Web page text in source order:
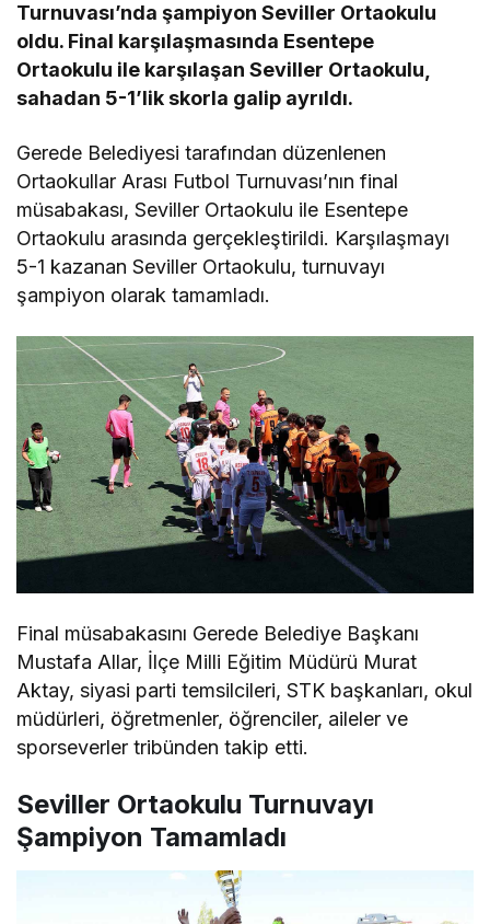
Turnuvası’nda şampiyon Seviller Ortaokulu
oldu. Final karşılaşmasında Esentepe
Ortaokulu ile karşılaşan Seviller Ortaokulu,
sahadan 5-1’lik skorla galip ayrıldı.
Gerede Belediyesi tarafından düzenlenen
Ortaokullar Arası Futbol Turnuvası’nın final
müsabakası, Seviller Ortaokulu ile Esentepe
Ortaokulu arasında gerçekleştirildi. Karşılaşmayı
5-1 kazanan Seviller Ortaokulu, turnuvayı
şampiyon olarak tamamladı.
Final müsabakasını Gerede Belediye Başkanı
Mustafa Allar, İlçe Milli Eğitim Müdürü Murat
Aktay, siyasi parti temsilcileri, STK başkanları, okul
müdürleri, öğretmenler, öğrenciler, aileler ve
sporseverler tribünden takip etti.
Seviller Ortaokulu Turnuvayı
Şampiyon Tamamladı